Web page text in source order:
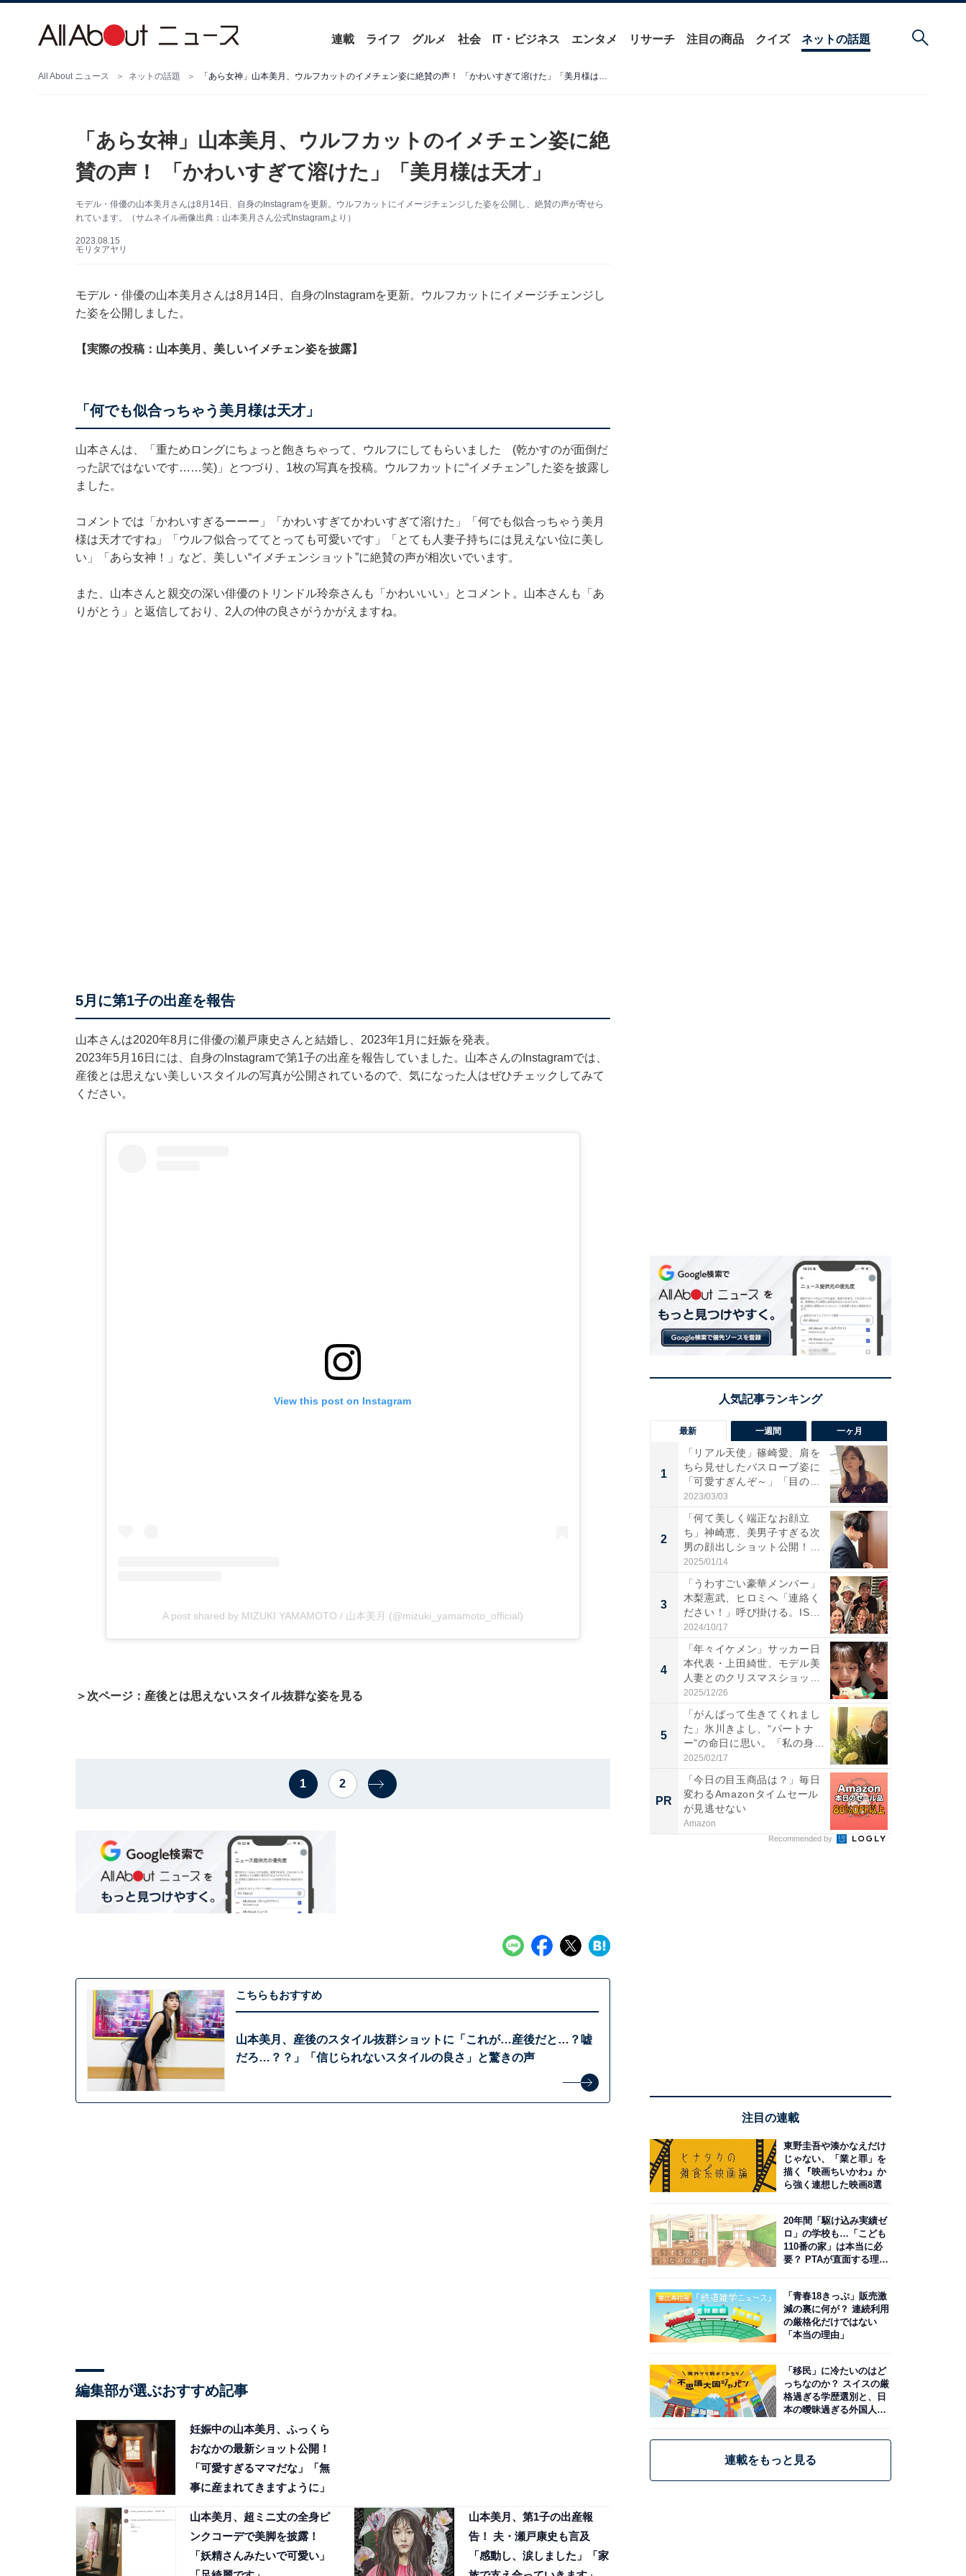
連載 ライフ グルメ 社会 IT・ビジネス エンタメ リサーチ 注目の商品 クイズ ネットの話題
All About ニュース ネットの話題 「あら女神」山本美月、ウルフカットのイメチェン姿に絶賛の声！ 「かわいすぎて溶けた」「美月様は天才」
「あら女神」山本美月、ウルフカットのイメチェン姿に絶
賛の声！ 「かわいすぎて溶けた」「美月様は天才」
モデル・俳優の山本美月さんは8月14日、自身のInstagramを更新。ウルフカットにイメージチェンジした姿を公開し、絶賛の声が寄せら
れています。（サムネイル画像出典：山本美月さん公式Instagramより）
2023.08.15
モリタアヤリ
モデル・俳優の山本美月さんは8月14日、自身のInstagramを更新。ウルフカットにイメージチェンジし
た姿を公開しました。
【実際の投稿：山本美月、美しいイメチェン姿を披露】
「何でも似合っちゃう美月様は天才」
山本さんは、「重ためロングにちょっと飽きちゃって、ウルフにしてもらいました (乾かすのが面倒だ
った訳ではないです……笑)」とつづり、1枚の写真を投稿。ウルフカットに“イメチェン”した姿を披露し
ました。
コメントでは「かわいすぎるーーー」「かわいすぎてかわいすぎて溶けた」「何でも似合っちゃう美月
様は天才ですね」「ウルフ似合っててとっても可愛いです」「とても人妻子持ちには見えない位に美し
い」「あら女神！」など、美しい“イメチェンショット”に絶賛の声が相次いでいます。
また、山本さんと親交の深い俳優のトリンドル玲奈さんも「かわいいい」とコメント。山本さんも「あ
りがとう」と返信しており、2人の仲の良さがうかがえますね。
5月に第1子の出産を報告
山本さんは2020年8月に俳優の瀬戸康史さんと結婚し、2023年1月に妊娠を発表。
2023年5月16日には、自身のInstagramで第1子の出産を報告していました。山本さんのInstagramでは、
産後とは思えない美しいスタイルの写真が公開されているので、気になった人はぜひチェックしてみて
ください。
View this post on Instagram
A post shared by MIZUKI YAMAMOTO / 山本美月 (@mizuki_yamamoto_official)
＞次ページ：産後とは思えないスタイル抜群な姿を見る
1 2
こちらもおすすめ
山本美月、産後のスタイル抜群ショットに「これが…産後だと…？嘘
だろ…？？」「信じられないスタイルの良さ」と驚きの声
編集部が選ぶおすすめ記事
妊娠中の山本美月、ふっくら
おなかの最新ショット公開！
「可愛すぎるママだな」「無
事に産まれてきますように」
山本美月、超ミニ丈の全身ピ
ンクコーデで美脚を披露！
「妖精さんみたいで可愛い」
山本美月、第1子の出産報
告！ 夫・瀬戸康史も言及
「感動し、涙しました」「家
最新 一週間 一ヶ月
1
「リアル天使」篠崎愛、肩を
ちら見せしたバスローブ姿に
「可愛すぎんぞ～」「目の表
情...
2023/03/03
2
「何て美しく端正なお顔立
ち」神崎恵、美男子すぎる次
男の顔出しショット公開！
「め...
2025/01/14
3
「うわすごい豪華メンバー」
木梨憲武、ヒロミへ「連絡く
ださい！」呼び掛ける。IS
S...
2024/10/17
4
「年々イケメン」サッカー日
本代表・上田綺世、モデル美
人妻とのクリスマスショット
に...
2025/12/26
5
「がんばって生きてくれまし
た」氷川きよし、“パートナ
ー”の命日に思い。「私の身
体...
2025/02/17
PR
「今日の目玉商品は？」毎日
変わるAmazonタイムセール
が見逃せない
Amazon
Recommended by
注目の連載
東野圭吾や湊かなえだけ
じゃない、「業と罪」を
描く『映画ちいかわ』か
ら強く連想した映画8選
20年間「駆け込み実績ゼ
ロ」の学校も…「こども
110番の家」は本当に必
要？ PTAが直面する理想
「青春18きっぷ」販売激
減の裏に何が？ 連続利用
の厳格化だけではない
「本当の理由」
「移民」に冷たいのはど
っちなのか？ スイスの厳
格過ぎる学歴選別と、日
本の曖昧過ぎる外国人政
連載をもっと見る